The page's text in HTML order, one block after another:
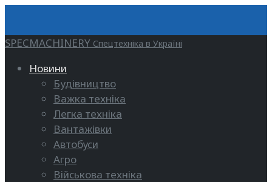
SPECMACHINERY Спецтехніка в Україні
Новини
Будівництво
Важка техніка
Легка техніка
Вантажівки
Автобуси
Агро
Військова техніка